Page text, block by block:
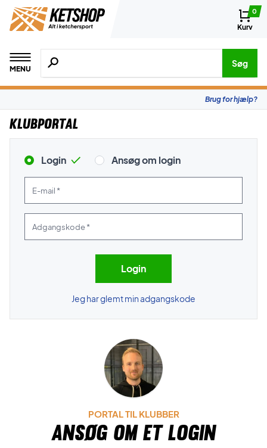
0
Kurv
MENU
Søg efter produkter, mærker etc.
Søg
Brug for hjælp?
Klubportal
Login Ansøg om login
Jeg har glemt min adgangskode
PORTAL TIL KLUBBER
Ansøg om et login